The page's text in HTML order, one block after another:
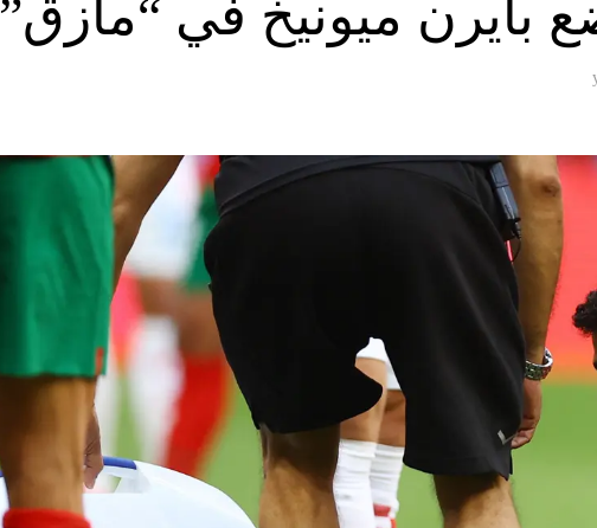
بايرن ميونيخ في “مأزق”